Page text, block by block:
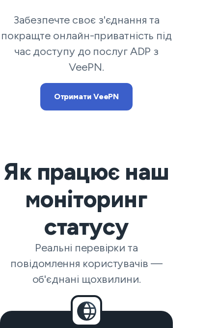
Забезпечте своє з'єднання та
покращте онлайн-приватність під
час доступу до послуг ADP з
VeePN.
Отримати VeePN
Як працює наш
моніторинг
статусу
Реальні перевірки та
повідомлення користувачів —
об'єднані щохвилини.